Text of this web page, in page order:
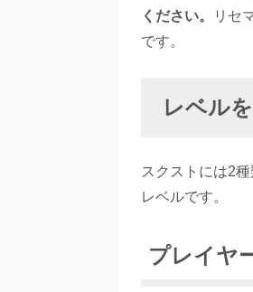
ください。
リセ
です。
レベル
スクストには2
レベルです。
プレイヤ